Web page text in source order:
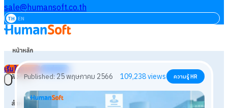
sale@humansoft.co.th
TH EN
หน้าหลัก
ฟังก์ชัน
สำหรับธุรกิจ
เริ่มใช้งานฟรี